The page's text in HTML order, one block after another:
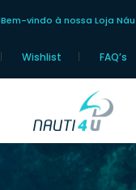
Bem-vindo à nossa Loja
Wishlist FAQ’s